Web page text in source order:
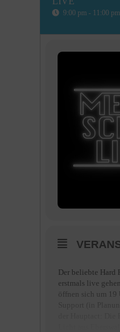
9:00 pm - 11:00 pm
Der beliebte Hard
erstmals live
öffnen sich um 19